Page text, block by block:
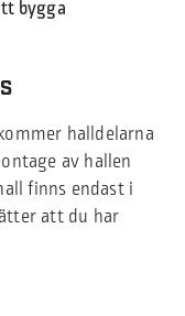
bygga
halldelarna
av hallen
finns endast i
att du har